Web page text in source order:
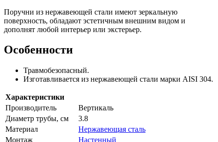
Поручни из нержавеющей стали имеют зеркальную
поверхность, обладают эстетичным внешним видом и
дополнят любой интерьер или экстерьер.
Особенности
Травмобезопасный.
Изготавливается из нержавеющей стали марки AISI 304.
Характеристики
Производитель
Вертикаль
Диаметр трубы, см
3.8
Материал
Нержавеющая сталь
Монтаж
Настенный